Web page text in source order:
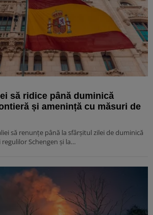
să ridice până duminică
și amenință cu măsuri de
să renunțe până la sfârșitul zilei de duminică
Schengen și la…